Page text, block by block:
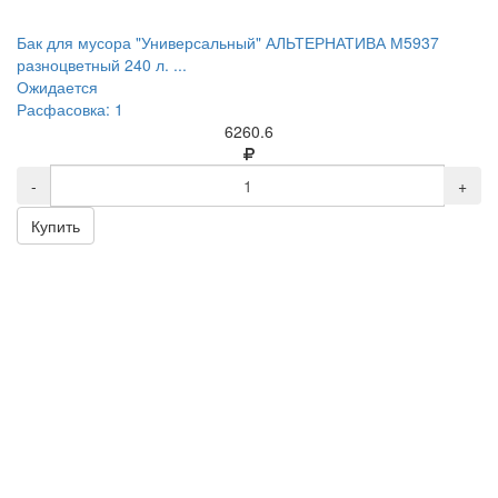
Бак для мусора "Универсальный" АЛЬТЕРНАТИВА М5937
разноцветный 240 л. ...
Ожидается
Расфасовка: 1
6260.6
-
+
Купить